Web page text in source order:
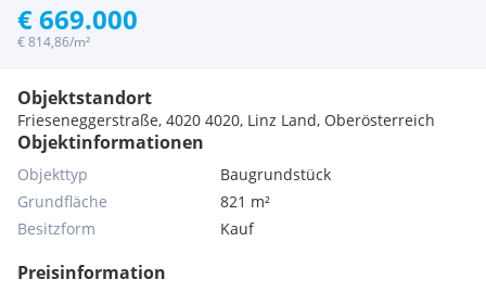
€ 669.000
€ 814,86/m²
Objektstandort
Frieseneggerstraße, 4020 4020, Linz Land, Oberösterreich
Objektinformationen
Objekttyp
Baugrundstück
Grundfläche
821 m²
Besitzform
Kauf
Preisinformation